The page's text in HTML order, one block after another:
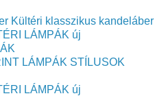
Kültéri klasszikus kandeláber
LÁMPÁK új
LÁMPÁK STÍLUSOK
LÁMPÁK új